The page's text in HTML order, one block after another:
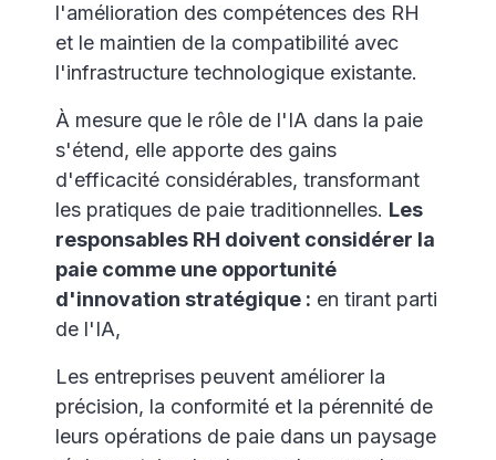
l'amélioration des compétences des RH
et le maintien de la compatibilité avec
l'infrastructure technologique existante.
À mesure que le rôle de l'IA dans la paie
s'étend, elle apporte des gains
d'efficacité considérables, transformant
les pratiques de paie traditionnelles. Les
responsables RH doivent considérer la
paie comme une opportunité
d'innovation stratégique : en tirant parti
de l'IA,
Les entreprises peuvent améliorer la
précision, la conformité et la pérennité de
leurs opérations de paie dans un paysage